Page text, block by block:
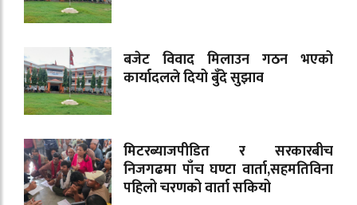
बजेट विवाद मिलाउन गठन भएको
कार्यादलले दियो बुँदे सुझाव
मिटरब्याजपीडित र सरकारबीच
निजगढमा पाँच घण्टा वार्ता,सहमतिविना
पहिलो चरणको वार्ता सकियो